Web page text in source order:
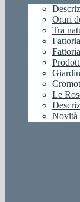
Orari
Tra
Le
Novità